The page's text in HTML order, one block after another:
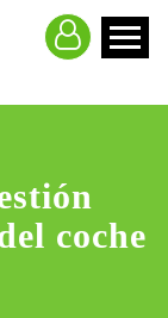
coche